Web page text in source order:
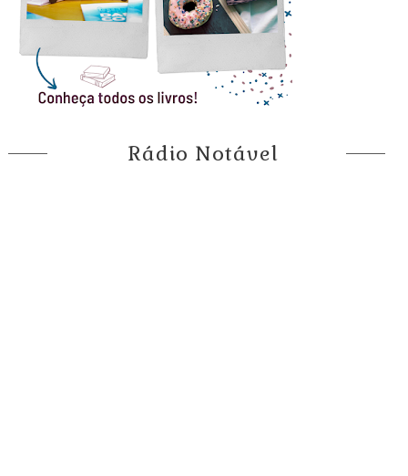
Rádio Notável